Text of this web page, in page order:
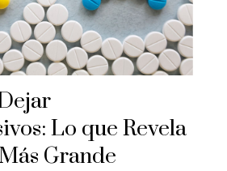
Lo que Revela
Grande